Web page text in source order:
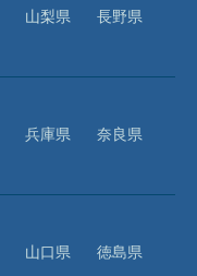
山梨県
長野県
兵庫県
奈良県
山口県
徳島県